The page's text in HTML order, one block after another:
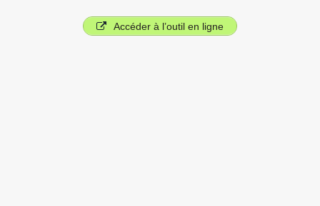
Accéder à l’outil en ligne